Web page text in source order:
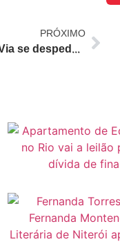
PRÓXIMO
SuperVia se despede: Última viagem dos trens do Rio após 27 anos marca fim de era com problemas crônicos